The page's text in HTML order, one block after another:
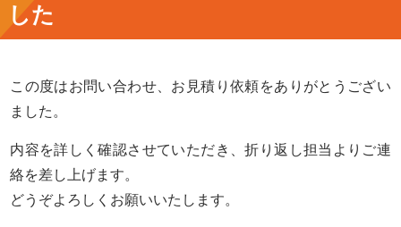
した
この度はお問い合わせ、お見積り依頼をありがとうござい
ました。
内容を詳しく確認させていただき、折り返し担当よりご連
絡を差し上げます。
どうぞよろしくお願いいたします。